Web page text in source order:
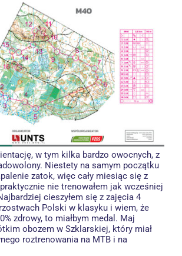
w tym kilka bardzo owocnych, z
Niestety na samym początku
zatok, więc cały miesiąc się z
nie trenowałem jak wcześniej
cieszyłem się z zajęcia 4
Polski w klasyku i wiem, że
zdrowy, to miałbym medal. Maj
obozem w Szklarskiej, który miał
roztrenowania na MTB i na